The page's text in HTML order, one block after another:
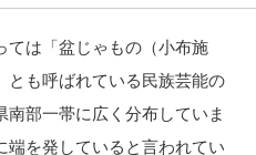
ては「盆じゃもの（小布施
とも呼ばれている民族芸能の
部一帯に広く分布していま
端を発していると言われてい